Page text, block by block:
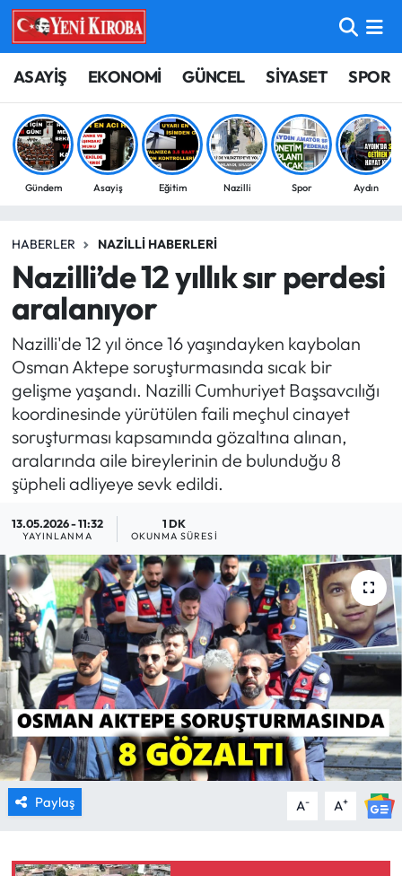
ASAYİŞ EKONOMİ GÜNCEL SİYASET SPOR
Gündem Asayiş Eğitim Nazilli Spor Aydın
HABERLER NAZILLI HABERLERI
Nazilli’de 12 yıllık sır perdesi
aralanıyor
Nazilli'de 12 yıl önce 16 yaşındayken kaybolan
Osman Aktepe soruşturmasında sıcak bir
gelişme yaşandı. Nazilli Cumhuriyet Başsavcılığı
koordinesinde yürütülen faili meçhul cinayet
soruşturması kapsamında gözaltına alınan,
aralarında aile bireylerinin de bulunduğu 8
şüpheli adliyeye sevk edildi.
13.05.2026 - 11:32
YAYINLANMA
1 DK
OKUNMA SÜRESI
Paylaş A- A+
ASAYİŞ
BİLİM-TEKNOLOJİ
ÇEVRE
EĞİTİM
EKONOMİ
GÜNCEL
GÜNDEM
MAGAZİN
SAĞLIK
SİYASET
SPOR
TARIM
TURİZM
YAŞAM
RESMİ İLANLAR
HABER İLAN
Aydın Nöbetçi Eczaneler
Aydın Hava Durumu
Aydin Namaz Vakitleri
Süper Lig Puan Durumu ve Fikstür
Tüm Manşetler
Son Dakika Haberleri
Haber Arşivi